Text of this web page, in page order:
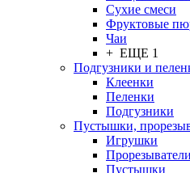
Сухие смеси
Фруктовые
Чаи
+ ЕЩЕ 1
Подгузники и
Клеенки
Пеленки
Подгузники
Пустышки,
Игрушки
Прорезыватели
Пустышки